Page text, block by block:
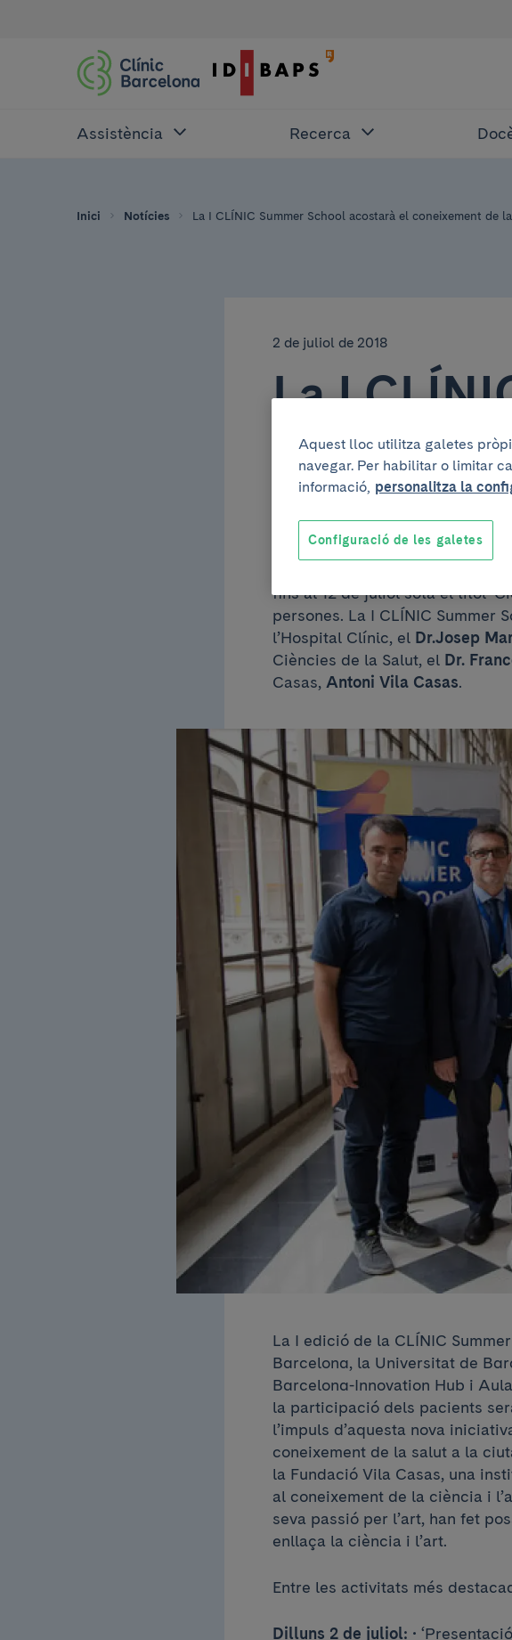
Assistència Recerca
Inici Notícies La I CLÍNIC Summer School acostarà el coneixement de
2 de juliol de 2018
La I
acostarà
la salut a
fins al 12 de juliol sota el títol
persones. La I CLÍNIC Summer
l’Hospital Clínic, el Dr.Josep
Ciències de la Salut, el Dr.
Casas, Antoni Vila Casas.
La I edició de la CLÍNIC
Barcelona, la Universitat de
Barcelona-Innovation Hub i
la participació dels pacients
l’impuls d’aquesta nova
coneixement de la salut a la
la Fundació Vila Casas, una
al coneixement de la ciència i
seva passió per l’art, han fet
enllaça la ciència i l’art.
Entre les activitats més
Dilluns 2 de juliol: •
Aquest lloc utilitza galetes
navegar. Per habilitar o limitar
informació, personalitza la
Configuració de les galetes